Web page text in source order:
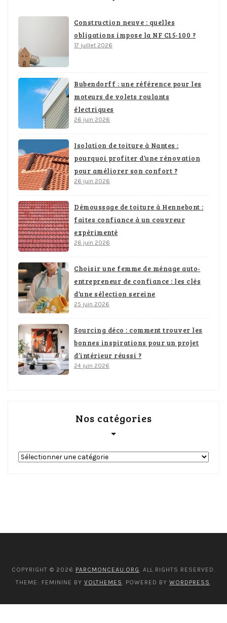
Construction neuve : quelles
obligations impose la NF C15-100 ?
17 juillet 2026
Bubendorff : une référence pour les
moteurs de volets roulants
électriques
26 juin 2026
Isolation de toiture à Nantes :
pourquoi profiter d’une rénovation
pour améliorer son confort ?
26 juin 2026
Démoussage de toiture à Hennebont :
faites confiance à un couvreur
expérimenté
26 juin 2026
Choisir une femme de ménage auto-
entrepreneur de confiance : les clés
d’une sélection sereine
25 juin 2026
Sourcing déco : comment trouver les
bonnes inspirations pour un projet
d’intérieur réussi ?
24 juin 2026
Nos catégories
COPYRIGHT © 2026 PARCMONCEAU.ORG. ALL RIGHTS RESERVED.
THEME: FEMININE BY VOLTHEMES. POWERED BY WORDPRESS.